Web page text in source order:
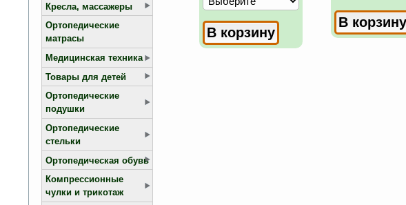
Кресла, массажеры
Ортопедические
матрасы
Медицинская техника
Товары для детей
Ортопедические
подушки
Ортопедические
стельки
Ортопедическая обувь
Компрессионные
чулки и трикотаж